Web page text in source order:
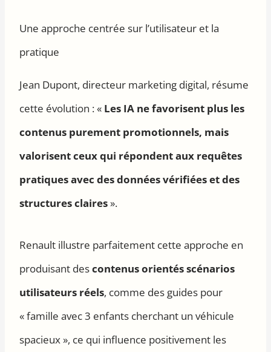
Une approche centrée sur l’utilisateur et la
pratique
Jean Dupont, directeur marketing digital, résume
cette évolution : « Les IA ne favorisent plus les
contenus purement promotionnels, mais
valorisent ceux qui répondent aux requêtes
pratiques avec des données vérifiées et des
structures claires».
Renault illustre parfaitement cette approche en
produisant descontenus orientés scénarios
utilisateurs réels, comme des guides pour
« famille avec 3 enfants cherchant un véhicule
spacieux », ce qui influence positivement les